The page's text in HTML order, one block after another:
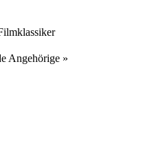
Angehörige »